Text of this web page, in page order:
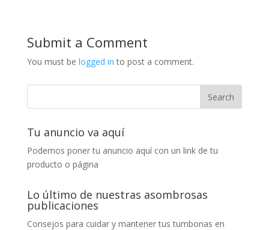
Submit a Comment
You must be logged in to post a comment.
Tu anuncio va aquí
Podemos poner tu anuncio aquí con un link de tu
producto o página
Lo último de nuestras asombrosas
publicaciones
Consejos para cuidar y mantener tus tumbonas en